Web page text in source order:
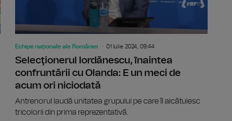
Echipe naționale ale României 01 Iulie 2024, 09:44
Selecţionerul Iordănescu, înaintea
confruntării cu Olanda: E un meci de
acum ori niciodată
Antrenorul laudă unitatea grupului pe care îl alcătuiesc
tricolorii din prima reprezentativă.